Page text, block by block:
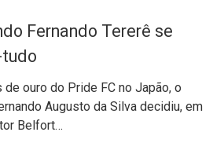
Fernando Tererê se
ouro do Pride FC no Japão, o
Augusto da Silva decidiu, em
Belfort…